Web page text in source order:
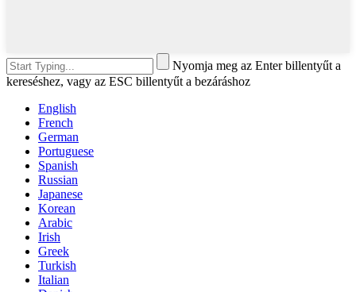
Nyomja meg az Enter billentyűt a
kereséshez, vagy az ESC billentyűt a bezáráshoz
English
French
German
Portuguese
Spanish
Russian
Japanese
Korean
Arabic
Irish
Greek
Turkish
Italian